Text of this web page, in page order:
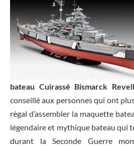
bateau Cuirassé Bismarck
conseillé aux personnes qui ont
régal d’assembler la maquette
légendaire et mythique bateau qui
durant la Seconde Guerre